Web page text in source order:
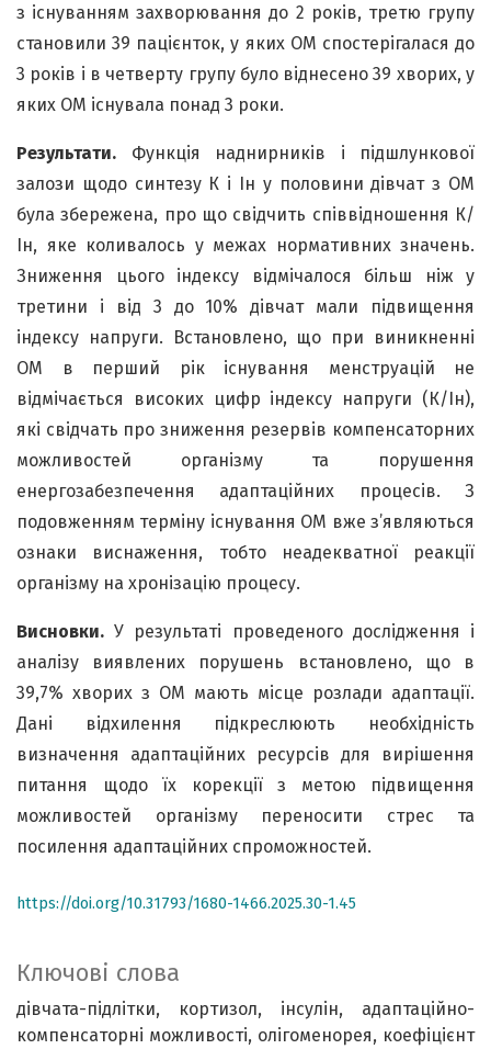
Ключові слова
дівчата-підлітки кортизол інсулін
адаптаційно-
компенсаторні можливості олігоменорея
коефіцієнт
з існуванням захворювання до 2 років, третю групу
становили 39 пацієнток, у яких ОМ спостерігалася до
3 років і в четверту групу було віднесено 39 хворих, у
яких ОМ існувала понад 3 роки.
Результати. Функція наднирників і підшлункової
залози щодо синтезу К і Ін у половини дівчат з ОМ
була збережена, про що свідчить співвідношення К/
Ін, яке коливалось у межах нормативних значень.
Зниження цього індексу відмічалося більш ніж у
третини і від 3 до 10% дівчат мали підвищення
індексу напруги. Встановлено, що при виникненні
ОМ в перший рік існування менструацій не
відмічається високих цифр індексу напруги (К/Ін),
які свідчать про зниження резервів компенсаторних
можливостей організму та порушення
енергозабезпечення адаптаційних процесів. З
подовженням терміну існування ОМ вже з’являються
ознаки виснаження, тобто неадекватної реакції
організму на хронізацію процесу.
Висновки. У результаті проведеного дослідження і
аналізу виявлених порушень встановлено, що в
39,7% хворих з ОМ мають місце розлади адаптації.
Дані відхилення підкреслюють необхідність
визначення адаптаційних ресурсів для вирішення
питання щодо їх корекції з метою підвищення
можливостей організму переносити стрес та
посилення адаптаційних спроможностей.
https://doi.org/10.31793/1680-1466.2025.30-1.45